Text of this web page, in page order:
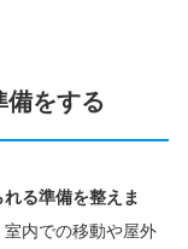
をする
る準備を整えま
内での移動や屋外